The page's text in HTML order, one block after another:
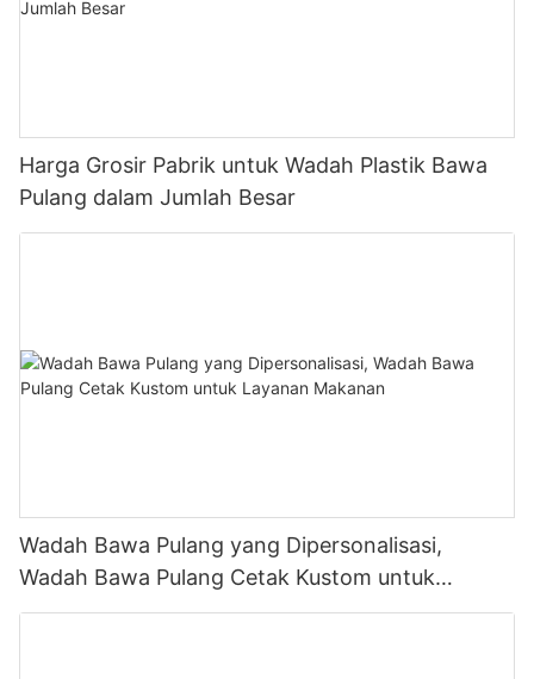
Harga Grosir Pabrik untuk Wadah Plastik Bawa
Pulang dalam Jumlah Besar
Wadah Bawa Pulang yang Dipersonalisasi,
Wadah Bawa Pulang Cetak Kustom untuk
Layanan Makanan